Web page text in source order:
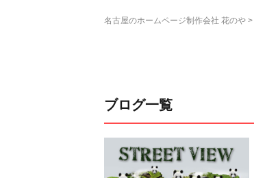
名古屋のホームページ制作会社 花のや
ブログ一覧